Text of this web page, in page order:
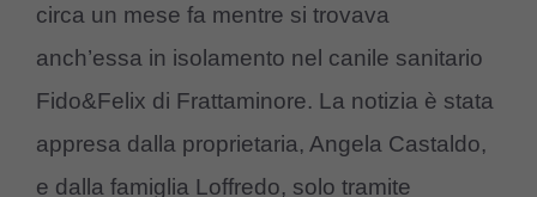
circa un mese fa mentre si trovava
anch’essa in isolamento nel canile sanitario
Fido&Felix di Frattaminore. La notizia è stata
appresa dalla proprietaria, Angela Castaldo,
e dalla famiglia Loffredo, solo tramite